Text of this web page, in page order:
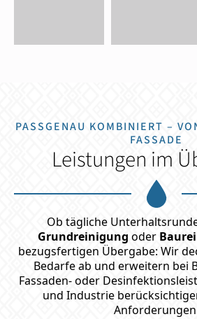
PASSGENAU KOMBINIERT –
FASSADE
Leistungen im
Ob tägliche
Grundreinigung oder
bezugsfertigen Übergabe: Wir
Bedarfe ab und erweitern bei
Fassaden- oder
und Industrie